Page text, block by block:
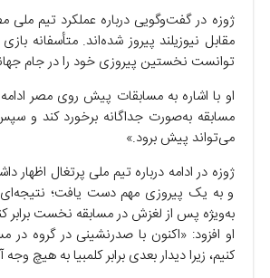
ژوزه در گفت‌وگویی درباره عملکرد تیم
مقابل نیوزیلند پیروز شده‌اند. متأسفانه
توانست نخستین پیروزی خود را در جام
او با اشاره به مسابقات پیش روی مصر
مسابقه به‌صورت جداگانه برخورد کند و
می‌تواند پیش برود.»
ژوزه در ادامه درباره تیم ملی پرتغال
و به یک پیروزی مهم دست یافت؛ نتیجه‌ای
به‌ویژه پس از لغزش در مسابقه نخست برابر
او افزود: «اکنون با صدرنشینی در گروه در
کنیم، زیرا دیدار بعدی برابر کلمبیا به هیچ